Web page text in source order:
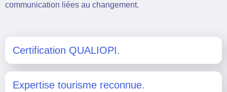
communication liées au changement.
Certification QUALIOPI.
Expertise tourisme reconnue.